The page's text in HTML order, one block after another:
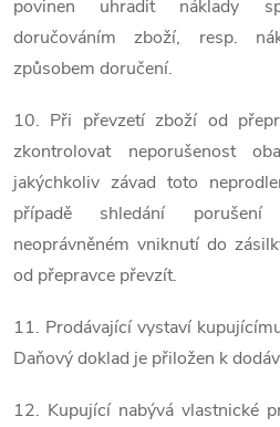
povinen uhradit náklady
doručováním zboží, resp.
způsobem doručení.
10. Při převzetí zboží od
zkontrolovat neporušenost
jakýchkoliv závad toto
případě shledání
neoprávněném vniknutí do
od přepravce převzít.
11. Prodávající vystaví
Daňový doklad je přiložen k
12. Kupující nabývá vlastnické